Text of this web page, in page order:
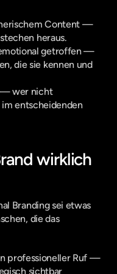
Content —
heraus.
getroffen —
die sie kennen und
— wer nicht
entscheidenden
wirklich
Branding sei etwas
die das
professioneller Ruf —
sichtbar